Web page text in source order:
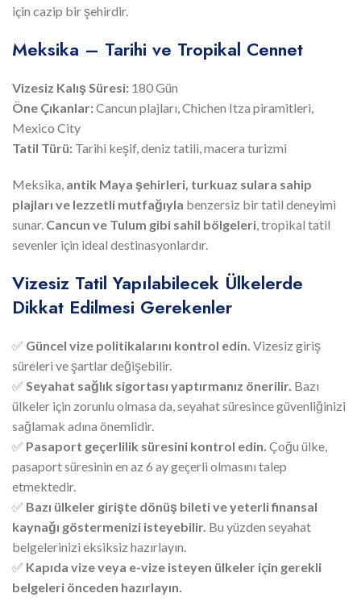
için cazip bir şehirdir.
Meksika – Tarihi ve Tropikal Cennet
Vizesiz Kalış Süresi: 180 Gün
Öne Çıkanlar:Cancun plajları, Chichen Itza piramitleri,
Mexico City
Tatil Türü: Tarihi keşif, deniz tatili, macera turizmi
Meksika, antik Maya şehirleri, turkuaz sulara sahip
plajları ve lezzetli mutfağıyla benzersiz bir tatil deneyimi
sunar. Cancun ve Tulum gibi sahil bölgeleri, tropikal tatil
sevenler için ideal destinasyonlardır.
Vizesiz Tatil Yapılabilecek Ülkelerde
Dikkat Edilmesi Gerekenler
✅ Güncel vize politikalarını kontrol edin. Vizesiz giriş
süreleri ve şartlar değişebilir.
✅ Seyahat sağlık sigortası yaptırmanız önerilir. Bazı
ülkeler için zorunlu olmasa da, seyahat süresince güvenliğinizi
sağlamak adına önemlidir.
✅ Pasaport geçerlilik süresini kontrol edin. Çoğu ülke,
pasaport süresinin en az 6 ay geçerli olmasını talep
etmektedir.
✅ Bazı ülkeler girişte dönüş bileti ve yeterli finansal
kaynağı göstermenizi isteyebilir. Bu yüzden seyahat
belgelerinizi eksiksiz hazırlayın.
✅ Kapıda vize veya e-vize isteyen ülkeler için gerekli
belgeleri önceden hazırlayın.